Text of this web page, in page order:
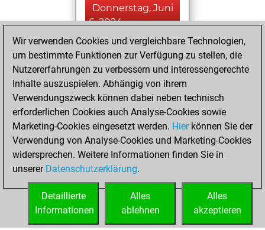
Donnerstag, Juni
6, 2024
You created
your Studies account
Studies
Mittwoch,
April 6, 2022
You achieved a
new Elo of 1593
Fritz
You
account
Wir verwenden Cookies und vergleichbare Technologien,
um bestimmte Funktionen zur Verfügung zu stellen, die
Nutzererfahrungen zu verbessern und interessengerechte
Inhalte auszuspielen. Abhängig von ihrem
Verwendungszweck können dabei neben technisch
erforderlichen Cookies auch Analyse-Cookies sowie
Marketing-Cookies eingesetzt werden. Hierkönnen Sie der
Verwendung von Analyse-Cookies und Marketing-Cookies
widersprechen. Weitere Informationen finden Sie in
unserer Datenschutzerklärung.
Alles
akzeptieren
Alles
ablehnen
Detaillierte
Informationen